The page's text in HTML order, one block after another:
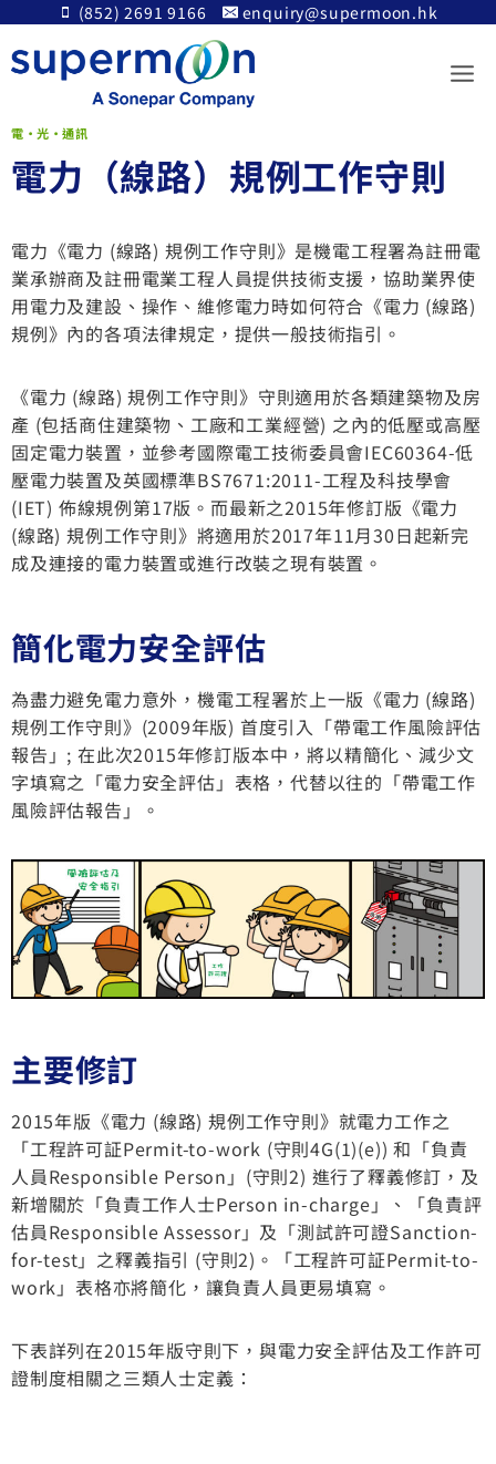
content
(852) 2691 9166 enquiry@supermoon.hk
電•光•通訊
電力（線路）規例工作守則
電力《電力 (線路) 規例工作守則》是機電工程署為註冊電
業承辦商及註冊電業工程人員提供技術支援，協助業界使
用電力及建設、操作、維修電力時如何符合《電力 (線路)
規例》內的各項法律規定，提供一般技術指引。
《電力 (線路) 規例工作守則》守則適用於各類建築物及房
產 (包括商住建築物、工廠和工業經營) 之內的低壓或高壓
固定電力裝置，並參考國際電工技術委員會IEC60364-低
壓電力裝置及英國標準BS7671:2011-工程及科技學會
(IET) 佈線規例第17版。而最新之2015年修訂版《電力
(線路) 規例工作守則》將適用於2017年11月30日起新完
成及連接的電力裝置或進行改裝之現有裝置。
簡化電力安全評估
為盡力避免電力意外，機電工程署於上一版《電力 (線路)
規例工作守則》(2009年版) 首度引入「帶電工作風險評估
報告」; 在此次2015年修訂版本中，將以精簡化、減少文
字填寫之「電力安全評估」表格，代替以往的「帶電工作
風險評估報告」。
主要修訂
2015年版《電力 (線路) 規例工作守則》就電力工作之
「工程許可証Permit-to-work (守則4G(1)(e)) 和「負責
人員Responsible Person」(守則2) 進行了釋義修訂，及
新增關於「負責工作人士Person in-charge」、「負責評
估員Responsible Assessor」及「測試許可證Sanction-
for-test」之釋義指引 (守則2)。「工程許可証Permit-to-
work」表格亦將簡化，讓負責人員更易填寫。
下表詳列在2015年版守則下，與電力安全評估及工作許可
證制度相關之三類人士定義：